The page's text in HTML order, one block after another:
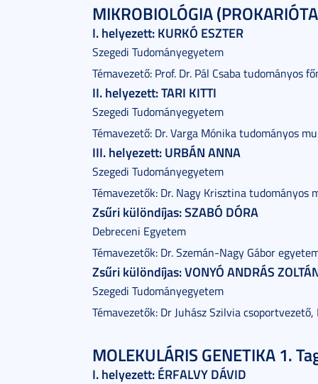
MIKROBIOLÓGIA
I. helyezett: KURKÓ ESZTER
Szegedi Tudományegyetem
Témavezető: Prof. Dr. Pál Csaba tudományos
II. helyezett: TARI KITTI
Szegedi Tudományegyetem
Témavezető: Dr. Varga Mónika tudományos
III. helyezett: URBÁN ANNA
Szegedi Tudományegyetem
Témavezetők: Dr. Nagy Krisztina
Zsűri különdíjas: SZABÓ DÓRA
Debreceni Egyetem
Témavezetők: Dr. Szemán-Nagy Gábor
Zsűri különdíjas: VONYÓ ANDRÁS
Szegedi Tudományegyetem
Témavezetők: Dr Juhász Szilvia
MOLEKULÁRIS GENETIKA 1.
I. helyezett: ÉRFALVY DÁVID